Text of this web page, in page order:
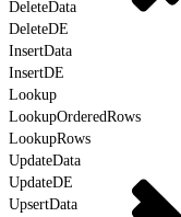
DeleteData
DeleteDE
InsertData
InsertDE
Lookup
LookupOrderedRows
LookupRows
UpdateData
UpdateDE
UpsertData